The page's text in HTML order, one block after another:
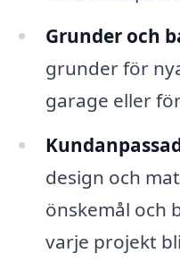
Grunder och
grunder för
garage eller
design och
önskemål och
varje projekt